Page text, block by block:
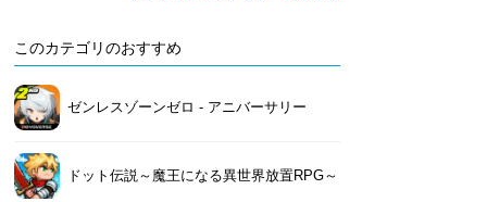
このカテゴリのおすすめ
ゼンレスゾーンゼロ - アニバーサリー
ドット伝説～魔王になる異世界放置RPG～